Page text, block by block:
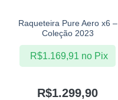
Raqueteira Pure Aero x6 –
Coleção 2023
R$1.299,90
R$1.169,91 no Pix